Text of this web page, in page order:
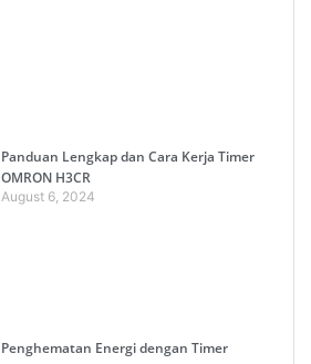
Panduan Lengkap dan Cara Kerja Timer
OMRON H3CR
August 6, 2024
Penghematan Energi dengan Timer